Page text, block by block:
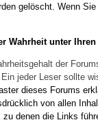
gelöscht. Wenn
Wahrheit unter
der
jeder Leser sollte
dieses Forums
von allen
denen die Links